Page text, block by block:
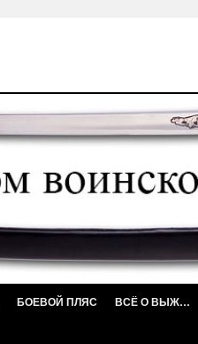
БОЕВОЙ ПЛЯС ВСЁ О ВЫЖ…